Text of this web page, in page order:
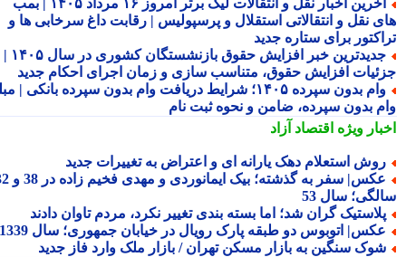
آخرین اخبار نقل و انتقالات لیگ برتر امروز ۱۶ مرداد ۱۴۰۵ | بمب
نقل و انتقالاتی استقلال و پرسپولیس | رقابت داغ سرخابی ها و
برای ستاره جدید
جدیدترین خبر افزایش حقوق بازنشستگان کشوری در سال ۱۴۰۵ |
افزایش حقوق، متناسب سازی و زمان اجرای احکام جدید
وام بدون سپرده ۱۴۰۵؛ شرایط دریافت وام بدون سپرده بانکی | مبلغ
بدون سپرده، ضامن و نحوه ثبت نام
ویژهاقتصاد آزاد
استعلام دهک یارانه ای و اعتراض به تغییرات جدید
عکس| سفر به گذشته؛ بیک ایمانوردی و مهدی فخیم زاده در 38 و 32
سال 53
گران شد؛ اما بسته بندی تغییر نکرد، مردم تاوان دادند
اتوبوس دو طبقه پارک رویال در خیابان جمهوری؛ سال 1339
سنگین به بازار مسکن تهران / بازار ملک وارد فاز جدید